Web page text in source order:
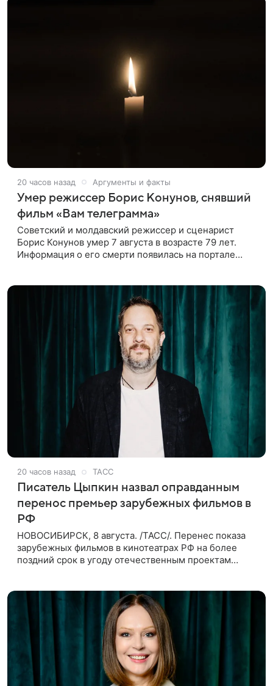
20 часов назад Аргументы и факты
Умер режиссер Борис Конунов, снявший
фильм «Вам телеграмма»
Советский и молдавский режиссер и сценарист
Борис Конунов умер 7 августа в возрасте 79 лет.
Информация о его смерти появилась на портале
20 часов назад ТАСС
Писатель Цыпкин назвал оправданным
перенос премьер зарубежных фильмов в
РФ
НОВОСИБИРСК, 8 августа. /ТАСС/. Перенес показа
зарубежных фильмов в кинотеатрах РФ на более
поздний срок в угоду отечественным проектам